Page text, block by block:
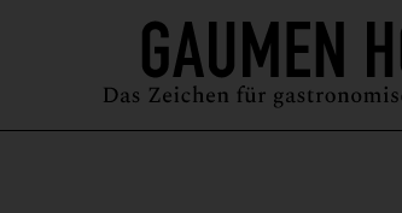
MAGAZIN GUIDE PODCAST